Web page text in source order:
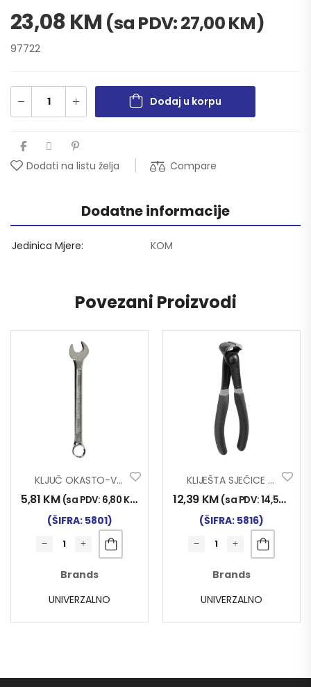
23,08KM (sa PDV:27,00KM)
97722
Dodaj u korpu
Dodati na listu želja Compare
Dodatne informacije
Jedinica Mjere KOM
Povezani Proizvodi
KLJUČ OKASTO-VILJUŠKASTI 21 Mm
5,81 KM (sa PDV: 6,80 KM
(ŠIFRA: 5801)
Brands
UNIVERZALNO
KLIJEŠTA SJEČICE ČEONE 150 Mm
12,39 KM (sa PDV:14,50
(ŠIFRA: 5816)
Brands
UNIVERZALNO